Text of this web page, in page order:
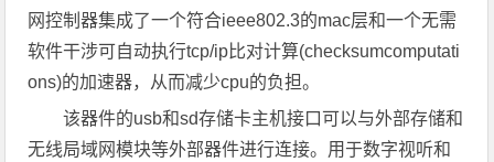
网控制器集成了一个符合ieee802.3的mac层和一个无需
软件干涉可自动执行tcp/ip比对计算(checksumcomputati
ons)的加速器，从而减少cpu的负担。
该器件的usb和sd存储卡主机接口可以与外部存储和
无线局域网模块等外部器件进行连接。用于数字视听和